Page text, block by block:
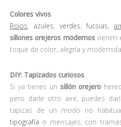
Colores vivos
Rojos, azules, verdes,fucsias,
sillones orejeros modernosvienen
toque de color, alegría y
DIY: Tapizados curiosos
Si ya tienes un sillón orejero
pero darle otro aire, puedes
tapizas de un modo no
tipografía o mensajes, con